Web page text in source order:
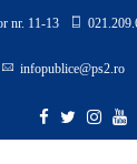
nr. 11-13
infopublice@ps2.ro